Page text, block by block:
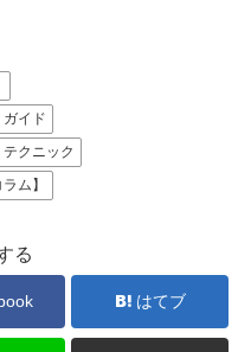
ガイド
クニック
ム】
る
はてブ